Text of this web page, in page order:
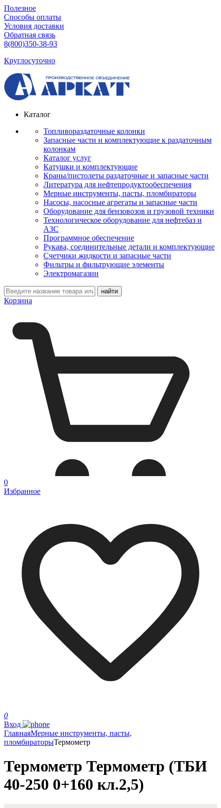
Полезное
Способы оплаты
Условия доставки
Обратная связь
8(800)350-38-93
Круглосуточно
Каталог
Топливораздаточные колонки
Запасные части и комплектующие к раздаточным
колонкам
Каталог услуг
Катушки и комплектующие
Краны/пистолеты раздаточные и запасные части
Литература для нефтепродуктообеспечения
Мерные инструменты, пасты, пломбираторы
Насосы, насосные агрегаты и запасные части
Оборудование для бензовозов и грузовой техники
Технологическое оборудование для нефтебаз и
АЗС
Программное обеспечение
Рукава, соединительные детали и комплектующие
Счетчики жидкости и запасные части
Фильтры и фильтрующие элементы
Электромагазин
Корзина
0
Избранное
0
Вход
ГлавнаяМерные инструменты, пасты,
пломбираторыТермометр
Термометр Термометр (ТБИ
40-250 0+160 кл.2,5)